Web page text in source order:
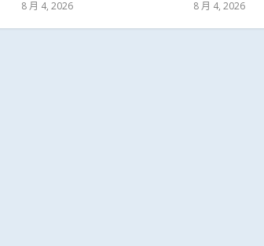
8 月 4, 2026 8 月 4, 2026